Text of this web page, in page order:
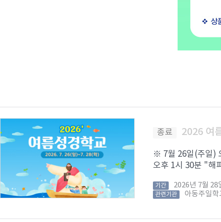
종료 2026 여
※ 7월 26일(주일)
오후 1시 30분 "해
기간 2026년 7월 28
관련기관 아동주일학